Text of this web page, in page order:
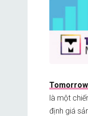
là một
định giá